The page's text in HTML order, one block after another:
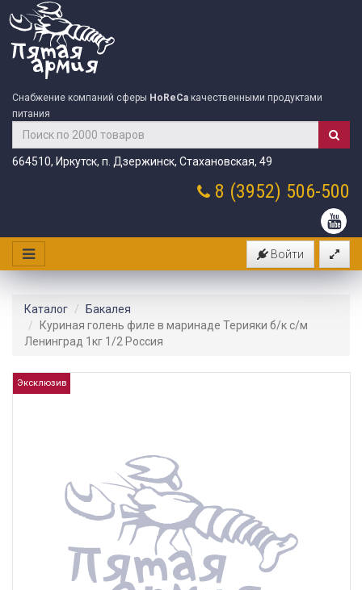
Снабжение компаний сферы HoReCa качественными продуктами
питания
664510, Иркутск, п. Дзержинск, Стахановская, 49
8 (3952) 506-500
Войти
Каталог
Бакалея
Куриная голень филе в маринаде Терияки б/к с/м
Ленинград 1кг 1/2 Россия
Эксклюзив